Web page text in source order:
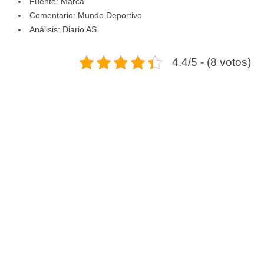
Comentario: Mundo Deportivo
Análisis: Diario AS
4.4/5 - (8 votos)